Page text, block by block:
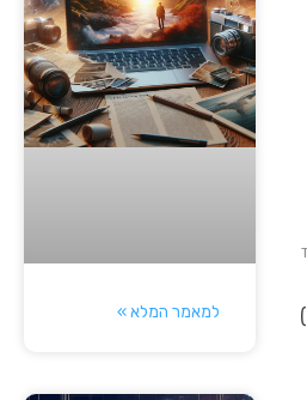
תחום בדיקות התוכנה (QA)
למאמר המלא »